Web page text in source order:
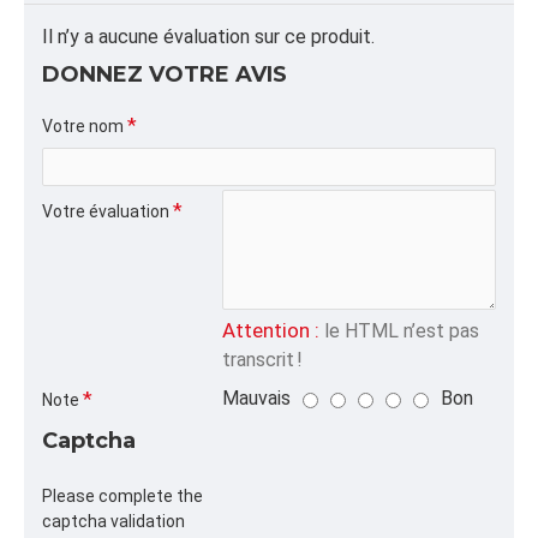
et saleté ✔ Plastique 3 MIL ultra résistant ✔
Transparence pour identification rapide ✔ Idéal pour
transport, stockage et expédition ✔ Format
Capacité/Taille:
Quantité par emballage: 50.00
Volume cubique: 2.66 pieds cubes
Quantité par palette: 1000.00
Dimension/pallet: 40x72X48
Il n’y a aucune évaluation sur ce produit.
DONNEZ VOTRE AVIS
Votre nom
Votre évaluation
Attention : le HTML n’est pas
transcrit !
Note Mauvais Bon
Captcha
Please complete the
captcha validation